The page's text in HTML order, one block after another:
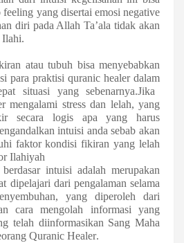
feeling yang disertai emosi negative
diri pada Allah Ta’ala tidak akan
Ilahi.
atau tubuh bisa menyebabkan
para praktisi quranic healer dalam
situasi yang sebenarnya.Jika
mengalami stress dan lelah, yang
secara logis apa yang harus
intuisi anda sebab akan
faktor kondisi fikiran yang lelah
Ilahiyah
intuisi adalah merupakan
dipelajari dari pengalaman selama
, yang diperoleh dari
cara mengolah informasi yang
telah diinformasikan Sang Maha
Quranic Healer.